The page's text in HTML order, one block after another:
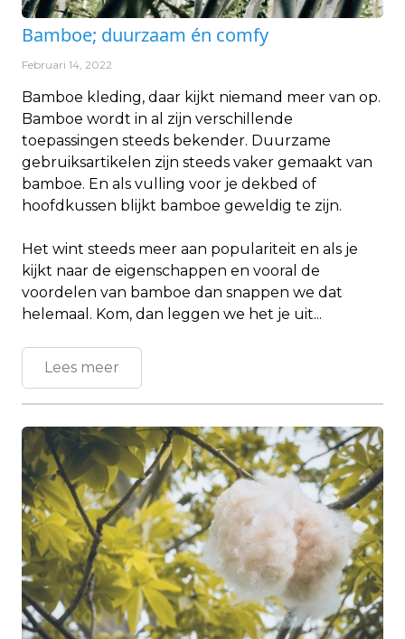
Bamboe; duurzaam én comfy
Februari 14, 2022
Bamboe kleding, daar kijkt niemand meer van op.
Bamboe wordt in al zijn verschillende
toepassingen steeds bekender. Duurzame
gebruiksartikelen zijn steeds vaker gemaakt van
bamboe. En als vulling voor je dekbed of
hoofdkussen blijkt bamboe geweldig te zijn.
Het wint steeds meer aan populariteit en als je
kijkt naar de eigenschappen en vooral de
voordelen van bamboe dan snappen we dat
helemaal. Kom, dan leggen we het je uit...
Lees meer